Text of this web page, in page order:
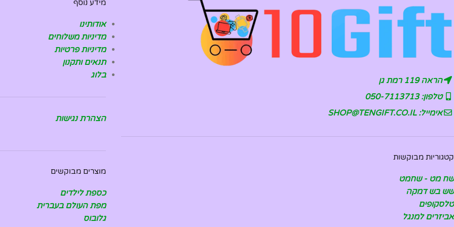
הראה 119 רמת גן
טלפון: 050-7113713
אימייל: SHOP@TENGIFT.CO.IL
קטגוריות מבוקשות
שח מט - שחמט
שש בש דמקה
טלסקופים
אביזרים למנגל
מידע נוסף
אודותינו
מדיניות משלוחים
מדיניות פרטיות
תנאים ותקנון
בלוג
הצהרת נגישות
מוצרים מבוקשים
כספת לילדים
מפת העולם בעברית
גלובוס